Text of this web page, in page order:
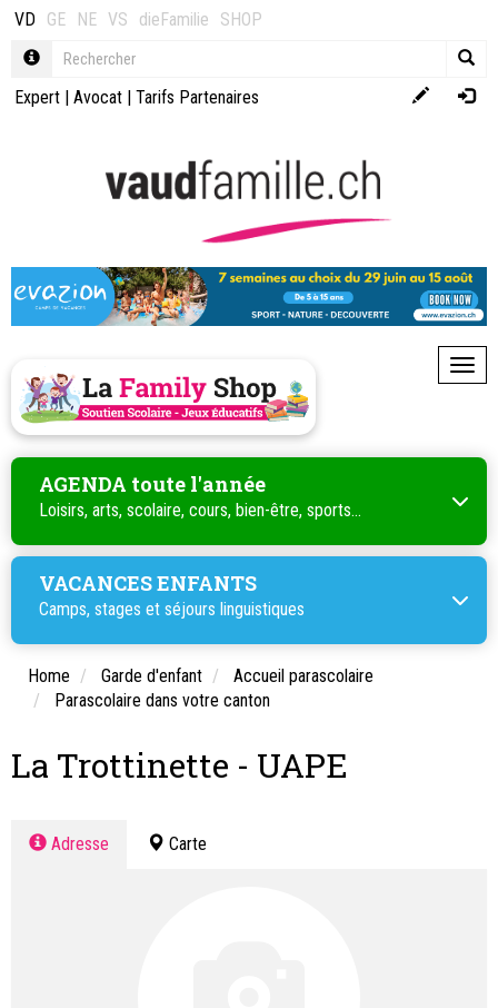
VD GE NE VS dieFamilie SHOP
Expert | Avocat | Tarifs Partenaires
AGENDA toute l'année
Loisirs, arts, scolaire, cours, bien-être, sports...
VACANCES ENFANTS
Camps, stages et séjours linguistiques
Home Garde d'enfant
Accueil parascolaire
Parascolaire dans votre canton
La Trottinette - UAPE
Adresse Carte